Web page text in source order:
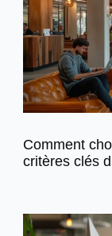
Comment
critères clés